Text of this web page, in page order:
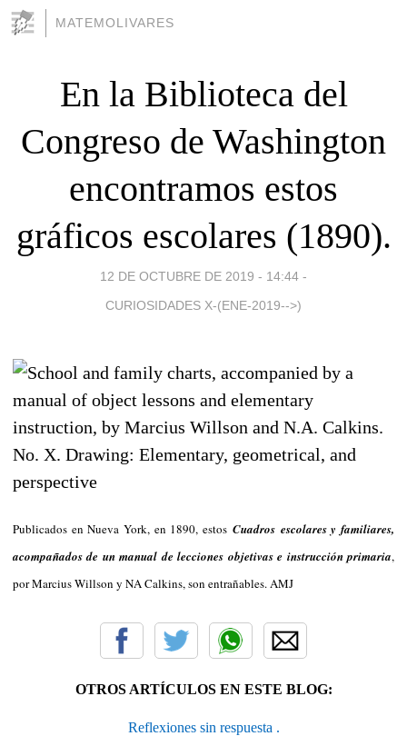
MATEMOLIVARES
En la Biblioteca del
Congreso de Washington
encontramos estos
gráficos escolares (1890).
12 DE OCTUBRE DE 2019 - 14:44 -
CURIOSIDADES X-(ENE-2019-->)
Publicados en Nueva York, en 1890, estos Cuadros escolares y familiares,
acompañados de un manual de lecciones objetivas e instrucción primaria,
por Marcius Willson y NA Calkins, son entrañables. AMJ
OTROS ARTÍCULOS EN ESTE BLOG:
Reflexiones sin respuesta .